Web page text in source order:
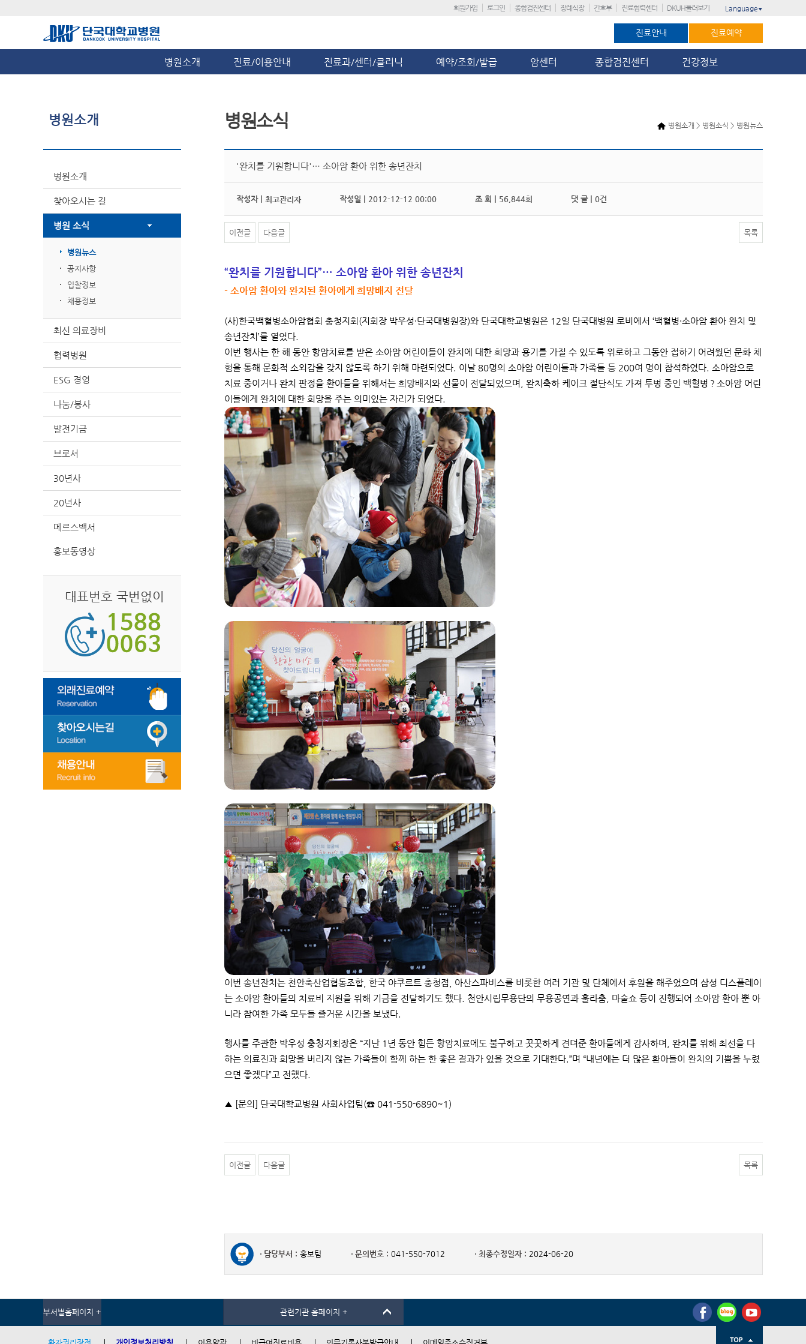
회원가입 로그인 종합검진센터 장례식장 간호부 진료협력센터 DKUH둘러보기 Language ▼
진료안내 진료예약
병원소개 진료/이용안내 진료과/센터/클리닉 예약/조회/발급 암센터 종합검진센터 건강정보
병원소개
병원소개
찾아오시는 길
병원 소식
병원뉴스
공지사항
입찰정보
채용정보
최신 의료장비
협력병원
ESG 경영
나눔/봉사
발전기금
브로셔
30년사
20년사
메르스백서
홍보동영상
대표번호 국번없이
병원소개 > 병원소식 > 병원뉴스
병원소식
'완치를 기원합니다'… 소아암 환아 위한 송년잔치
작성자 | 최고관리자 작성일 | 2012-12-12 00:00 조 회 | 56,844회 댓 글 | 0건
이전글 다음글 목록
“완치를 기원합니다”… 소아암 환아 위한 송년잔치
- 소아암 환아와 완치된 환아에게 희망배지 전달
(사)한국백혈병소아암협회 충청지회(지회장 박우성·단국대병원장)와 단국대학교병원은 12일 단국대병원 로비에서 ‘백혈병·소아암 환아 완치 및
송년잔치’를 열었다.
이번 행사는 한 해 동안 항암치료를 받은 소아암 어린이들이 완치에 대한 희망과 용기를 가질 수 있도록 위로하고 그동안 접하기 어려웠던 문화 체
험을 통해 문화적 소외감을 갖지 않도록 하기 위해 마련되었다. 이날 80명의 소아암 어린이들과 가족들 등 200여 명이 참석하였다. 소아암으로
치료 중이거나 완치 판정을 환아들을 위해서는 희망배지와 선물이 전달되었으며, 완치축하 케이크 절단식도 가져 투병 중인 백혈병？소아암 어린
이들에게 완치에 대한 희망을 주는 의미있는 자리가 되었다.
이번 송년잔치는 천안축산업협동조합, 한국 야쿠르트 충청점, 아산스파비스를 비롯한 여러 기관 및 단체에서 후원을 해주었으며 삼성 디스플레이
는 소아암 환아들의 치료비 지원을 위해 기금을 전달하기도 했다. 천안시립무용단의 무용공연과 훌라춤, 마술쇼 등이 진행되어 소아암 환아 뿐 아
니라 참여한 가족 모두들 즐거운 시간을 보냈다.
행사를 주관한 박우성 충청지회장은 “지난 1년 동안 힘든 항암치료에도 불구하고 꿋꿋하게 견뎌준 환아들에게 감사하며, 완치를 위해 최선을 다
하는 의료진과 희망을 버리지 않는 가족들이 함께 하는 한 좋은 결과가 있을 것으로 기대한다.”며 “내년에는 더 많은 환아들이 완치의 기쁨을 누렸
으면 좋겠다”고 전했다.
▲ [문의] 단국대학교병원 사회사업팀(☎ 041-550-6890~1)
이전글 다음글 목록
담당부서 : 홍보팀 문의번호 : 041-550-7012 최종수정일자 : 2024-06-20
부서별홈페이지 + 관련기관 홈페이지 +